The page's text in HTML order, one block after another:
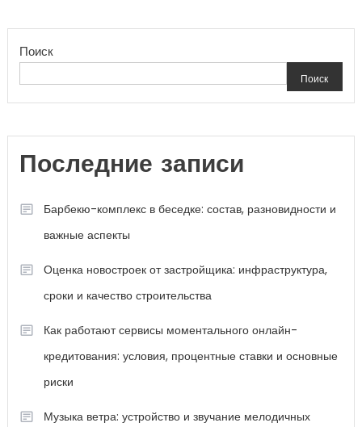
Поиск
Поиск
Последние записи
Барбекю-комплекс в беседке: состав, разновидности и
важные аспекты
Оценка новостроек от застройщика: инфраструктура,
сроки и качество строительства
Как работают сервисы моментального онлайн-
кредитования: условия, процентные ставки и основные
риски
Музыка ветра: устройство и звучание мелодичных